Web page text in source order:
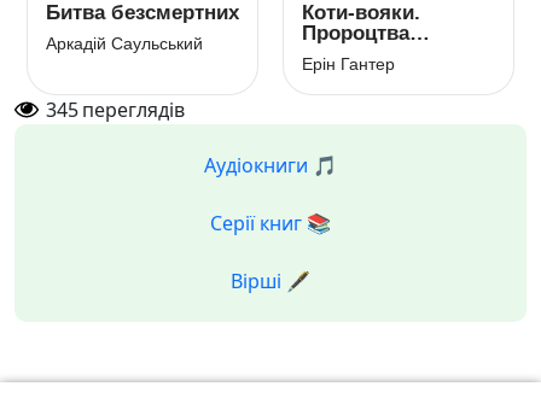
Битва безсмертних
Аркадій Саульський
Коти-вояки.
Пророцтва
починаються.
Книга 4.
Здіймається буря
Ерін Гантер
345переглядів
Аудіокниги 🎵
Серії книг 📚
Вірші 🖋️